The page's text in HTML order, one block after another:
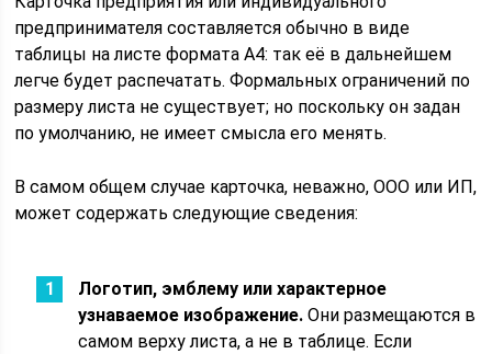
предпринимателя составляется обычно в виде
таблицы на листе формата А4: так её в дальнейшем
легче будет распечатать. Формальных ограничений по
размеру листа не существует; но поскольку он задан
по умолчанию, не имеет смысла его менять.
В самом общем случае карточка, неважно, ООО или ИП,
может содержать следующие сведения:
Логотип, эмблему или характерное
узнаваемое изображение. Они размещаются в
самом верху листа, а не в таблице. Если